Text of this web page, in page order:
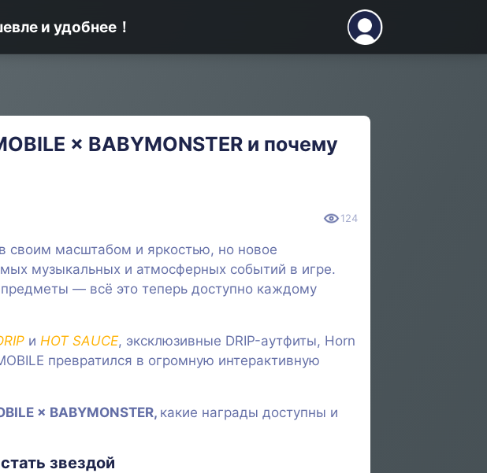
и удобнее！
× BABYMONSTER и почему
124
своим масштабом и яркостью, но новое
музыкальных и атмосферных событий в игре.
— всё это теперь доступно каждому
и HOT SAUCE, эксклюзивные DRIP-аутфиты, Horn
превратился в огромную интерактивную
× BABYMONSTER, какие награды доступны и
звездой